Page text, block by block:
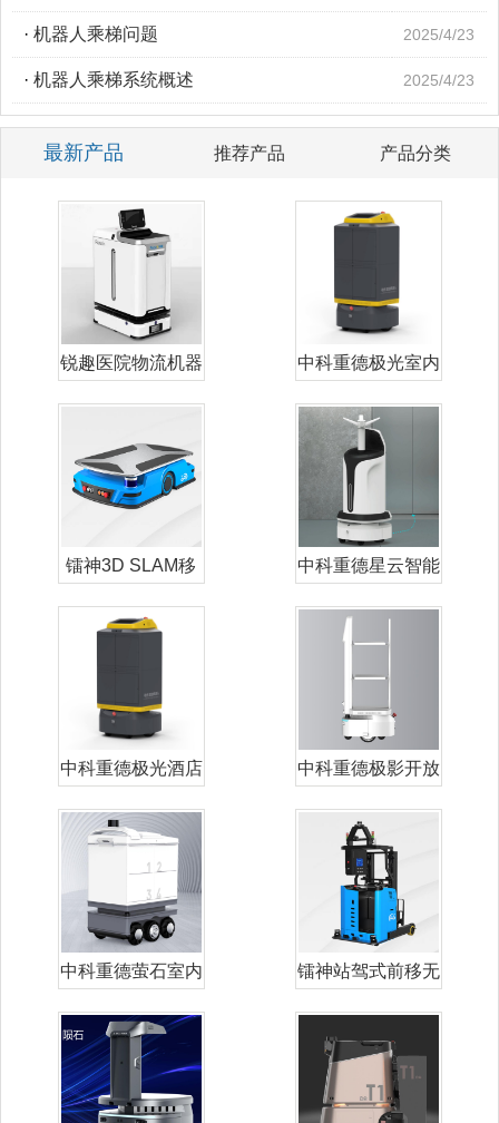
· 机器人乘梯问题 2025/4/23
· 机器人乘梯系统概述 2025/4/23
最新产品 推荐产品 产品分类
锐趣医院物流机器
中科重德极光室内
镭神3D SLAM移
中科重德星云智能
中科重德极光酒店
中科重德极影开放
中科重德萤石室内
镭神站驾式前移无